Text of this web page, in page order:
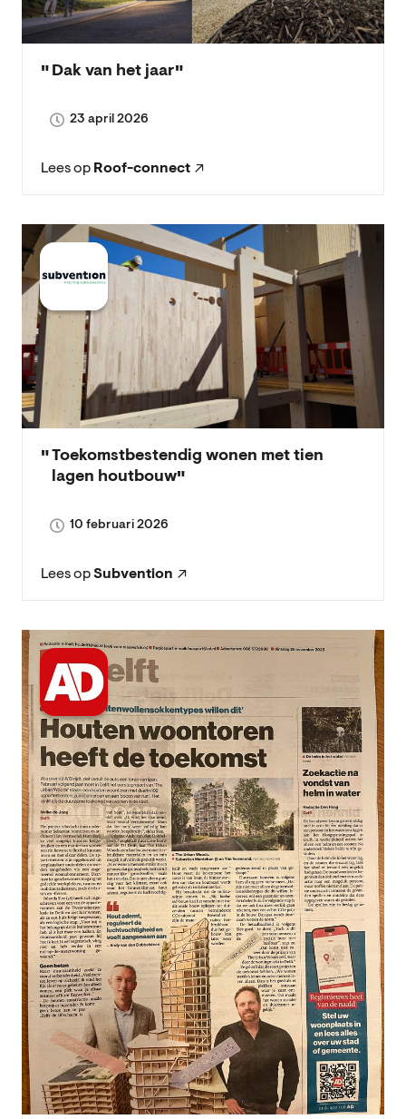
Dak van het jaar
23 april 2026
Lees op Roof-connect
Toekomstbestendig wonen met tien
lagen houtbouw
10 februari 2026
Lees opSubvention